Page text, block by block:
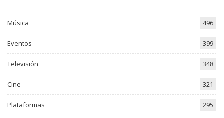
Música 496
Eventos 399
Televisión 348
Cine 321
Plataformas 295